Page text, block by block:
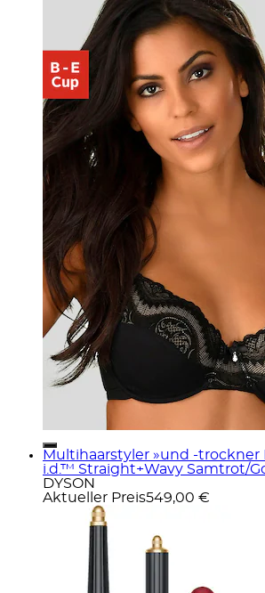
Multihaarstyler »und -trockner
i.d.™ Straight+Wavy Samtrot/
DYSON
Aktueller Preis549,00 €